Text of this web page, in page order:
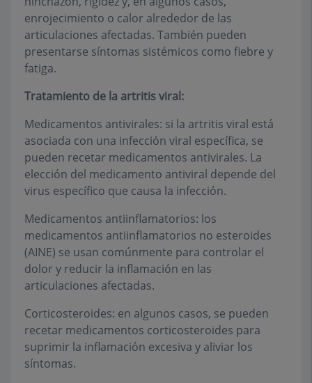
enrojecimiento o calor alrededor de las
articulaciones afectadas. También pueden
presentarse síntomas sistémicos como fiebre y
fatiga.
Tratamiento de la artritis viral:
Medicamentos antivirales: si la artritis viral está
asociada con una infección viral específica, se
pueden recetar medicamentos antivirales. La
elección del medicamento antiviral depende del
virus específico que causa la infección.
Medicamentos antiinflamatorios: los
medicamentos antiinflamatorios no esteroides
(AINE) se usan comúnmente para controlar el
dolor y reducir la inflamación en las
articulaciones afectadas.
Corticosteroides: en algunos casos, se pueden
recetar medicamentos corticosteroides para
suprimir la inflamación excesiva y aliviar los
síntomas.